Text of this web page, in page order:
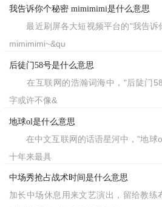
我告诉你个秘密 mimimimi是什么意思
最近刷屏各大短视频平台的"我告诉
mimimimi~&qu
后徒门58号是什么意思
在互联网的浩瀚词海中，"后陡门58
字或许不像&
地球ol是什么意思
在中文互联网的话语星河中，"地球
十年来最具
中场秀抢占战术时间是什么意思
加长中场休息用来文艺演出，留给教练